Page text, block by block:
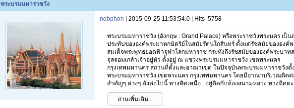
พระบรมมหาราชวัง
nobphon | 2015-09-25 11:53:54.0 | Hits 5758
พระบรมมหาราชวัง (อังกฤษ : Grand Palace) หรือพระราชวังพระนคร เป็
ประทับขององค์พระมาหกษัตริย์ในสมัยรัตนโกสินทร์ ตั้งแต่รัชสมัยขององค์
สมเด็จพระพุทธยอดฟ้าจุฬาโลกมหาราช กระทั่งถึงรัชสมัยขององค์พระบาท
จุลจอมเกล้าเจ้าอยู่หัว ตั้งอยู่ ณ แขวงพระบรมมหาราชวัง เขตพระนคร
กรุงเทพมหานคร สถานที่ตั้งและอาณาเขต ในปัจจุบันพระบรมมหาราชวังตั้
พระบรมมหาราชวัง เขตพระนคร กรุงเทพมหานคร โดยมีอาณาบริเวณติด
สำคัญๆ ต่างๆ ดังต่อไปนี้ ทางทิศเหนือ : อยู่ติดกับท้องสนามหลวง ทางทิศต
อ่านเพิ่มเติม...